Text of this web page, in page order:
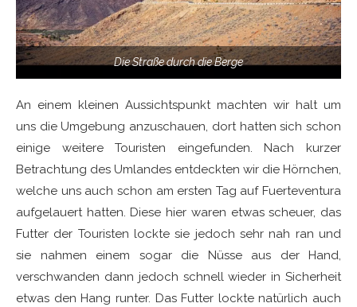
Die Straße durch die Berge
An einem kleinen Aussichtspunkt machten wir halt um
uns die Umgebung anzuschauen, dort hatten sich schon
einige weitere Touristen eingefunden. Nach kurzer
Betrachtung des Umlandes entdeckten wir die Hörnchen,
welche uns auch schon am ersten Tag auf Fuerteventura
aufgelauert hatten. Diese hier waren etwas scheuer, das
Futter der Touristen lockte sie jedoch sehr nah ran und
sie nahmen einem sogar die Nüsse aus der Hand,
verschwanden dann jedoch schnell wieder in Sicherheit
etwas den Hang runter. Das Futter lockte natürlich auch